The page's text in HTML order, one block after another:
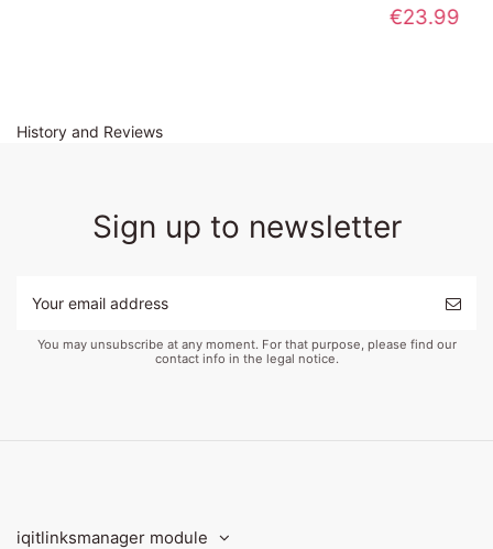
€23.99
History and Reviews
Sign up to newsletter
You may unsubscribe at any moment. For that purpose, please find our
contact info in the legal notice.
iqitlinksmanager module